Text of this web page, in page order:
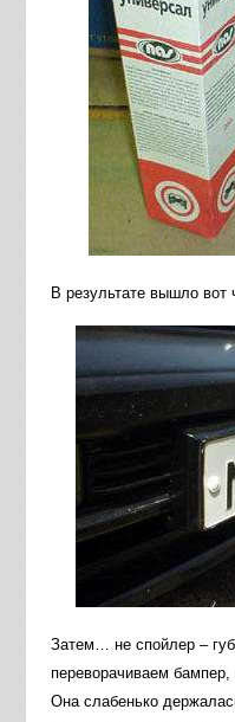
В результате вышло вот
Затем… не спойлер –
переворачиваем
Она слабенько